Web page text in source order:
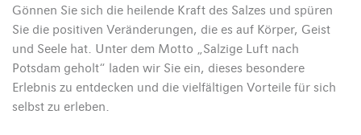
Gönnen Sie sich die heilende Kraft des Salzes und spüren
Sie die positiven Veränderungen, die es auf Körper, Geist
und Seele hat. Unter dem Motto „Salzige Luft nach
Potsdam geholt“ laden wir Sie ein, dieses besondere
Erlebnis zu entdecken und die vielfältigen Vorteile für sich
selbst zu erleben.